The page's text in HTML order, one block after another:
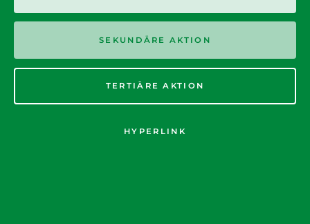
SEKUNDÄRE AKTION
TERTIÄRE AKTION
HYPERLINK